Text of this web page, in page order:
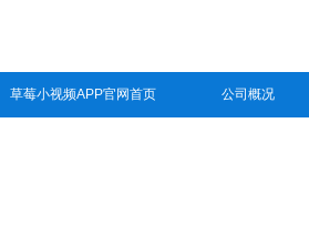
草莓小视频APP官网首页 公司概况